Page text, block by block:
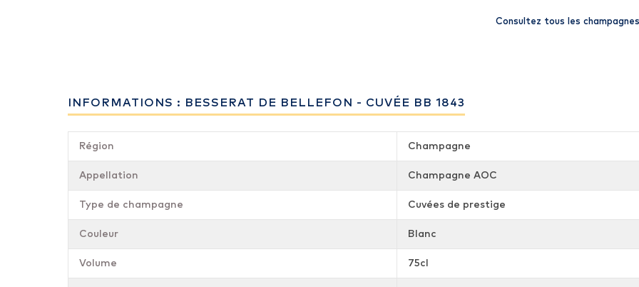
Consultez tous les
INFORMATIONS : BESSERAT DE BELLEFON - CUVÉE BB 1843
Région Champagne
Appellation Champagne AOC
Type de champagne Cuvées de prestige
Couleur Blanc
Volume 75cl